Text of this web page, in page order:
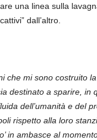
una linea sulla
dall’altro.
che mi sono costruito
destinato a sparire, in
dell’umanità e del
rispetto alla loro
in ambasce al